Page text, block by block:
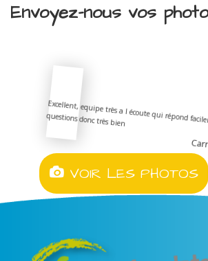
Envoyez-nous vos
Excellent, equipe très a l écoute qui répond
questions donc très bien
VOIR LES PHOTOS